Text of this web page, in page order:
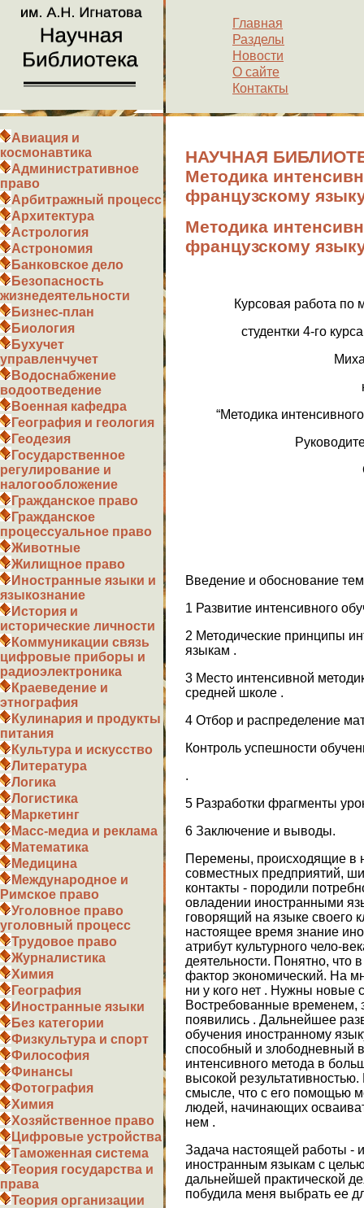
Главная
Разделы
Новости
О сайте
Контакты
Авиация и
космонавтика
Административное
право
Арбитражный процесс
Архитектура
Астрология
Астрономия
Банковское дело
Безопасность
жизнедеятельности
Бизнес-план
Биология
Бухучет
управленчучет
Водоснабжение
водоотведение
Военная кафедра
География и геология
Геодезия
Государственное
регулирование и
налогообложение
Гражданское право
Гражданское
процессуальное право
Животные
Жилищное право
Иностранные языки и
языкознание
История и
исторические личности
Коммуникации связь
цифровые приборы и
радиоэлектроника
Краеведение и
этнография
Кулинария и продукты
питания
Культура и искусство
Литература
Логика
Логистика
Маркетинг
Масс-медиа и реклама
Математика
Медицина
Международное и
Римское право
Уголовное право
уголовный процесс
Трудовое право
Журналистика
Химия
География
Иностранные языки
Без категории
Физкультура и спорт
Философия
Финансы
Фотография
Химия
Хозяйственное право
Цифровые устройства
Таможенная система
Теория государства и
права
Теория организации
НАУЧНАЯ
Методика
французскому
Методика
французскому
Курсовая работа по
студентки 4-го
“Методика
Введение и обоснование
1 Развитие интенсивного
2 Методические принципы
языкам .
3 Место интенсивной
средней школе .
4 Отбор и распределение
Контроль успешности
.
5 Разработки фрагменты
6 Заключение и выводы.
Перемены, происходящие в
совместных предприятий,
контакты - породили
овладении иностранными
говорящий на языке своего
настоящее время знание
атрибут культурного чело-
деятельности. Понятно,
фактор экономический. На
ни у кого нет . Нужны новые
Востребованные
появились . Дальнейшее
обучения иностранному
способный и злободневный
интенсивного метода в
высокой
смысле, что с его помощью
людей, начинающих
нем .
Задача настоящей работы -
иностранным языкам с
дальнейшей практической
побудила меня выбрать ее